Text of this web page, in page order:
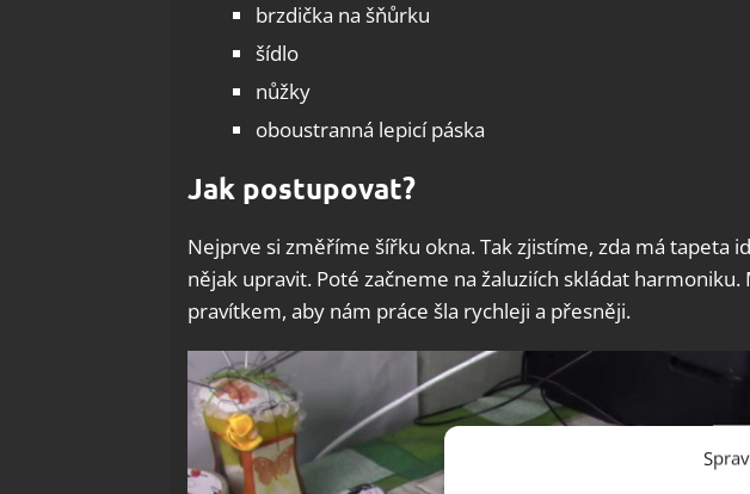
brzdička na šňůrku
šídlo
nůžky
oboustranná lepicí páska
Jak postupovat?
Nejprve si změříme šířku okna. Tak zjistíme, zda má tapeta
nějak upravit. Poté začneme na žaluziích skládat
pravítkem, aby nám práce šla rychleji a přesněji.